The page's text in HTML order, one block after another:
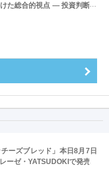
た総合的視点 ― 投資判断に
」を開催
ーズブレッド」本日8月7日
ーゼ・YATSUDOKIで発売